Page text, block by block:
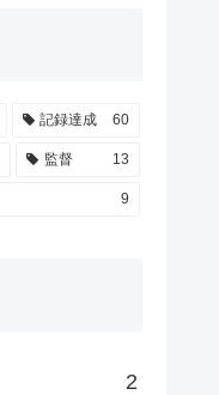
記録達成 60
監督 13
9
2